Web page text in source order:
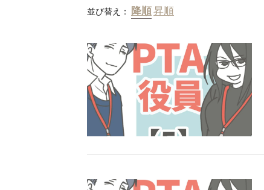
並び替え：